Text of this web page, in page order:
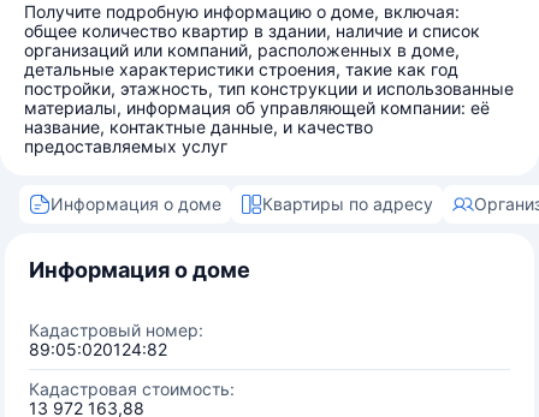
Получите подробную информацию о доме, включая:
общее количество квартир в здании, наличие и список
организаций или компаний, расположенных в доме,
детальные характеристики строения, такие как год
постройки, этажность, тип конструкции и использованные
материалы, информация об управляющей компании: её
название, контактные данные, и качество
предоставляемых услуг
Информация о доме Квартиры по адресу
Информация о доме
Кадастровый номер:
89:05:020124:82
Кадастровая стоимость:
13 972 163,88